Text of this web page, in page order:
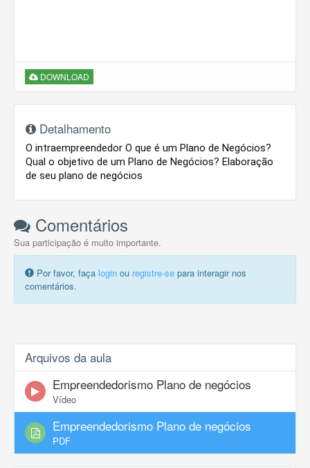
DOWNLOAD
Detalhamento
O intraempreendedor O que é um Plano de Negócios?
Qual o objetivo de um Plano de Negócios? Elaboração
de seu plano de negócios
Comentários
Sua participação é muito importante.
Por favor, faça login ou registre-se para interagir nos
comentários.
Arquivos da aula
Empreendedorismo Plano de negócios
Vídeo
Empreendedorismo Plano de negócios
PDF